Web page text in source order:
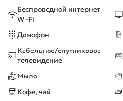
Беспроводной интернет
Wi-Fi
Домофон
Кабельное/спутниковое
телевидение
Мыло
Кофе, чай